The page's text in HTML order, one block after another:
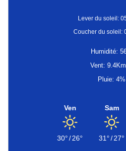
Lever du soleil:
Coucher du soleil:
Humidité:
Vent:
Pluie: 4%
Ven
30°/26°
Sam
31°/27°